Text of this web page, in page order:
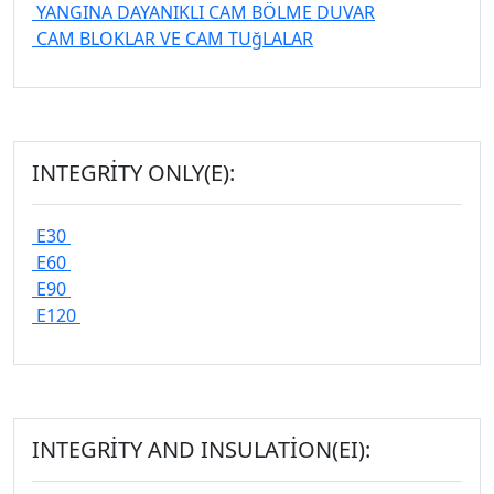
YANGINA DAYANIKLI CAM BÖLME DUVAR
CAM BLOKLAR VE CAM TUğLALAR
INTEGRITY ONLY(E):
E30
E60
E90
E120
INTEGRITY AND INSULATION(EI):